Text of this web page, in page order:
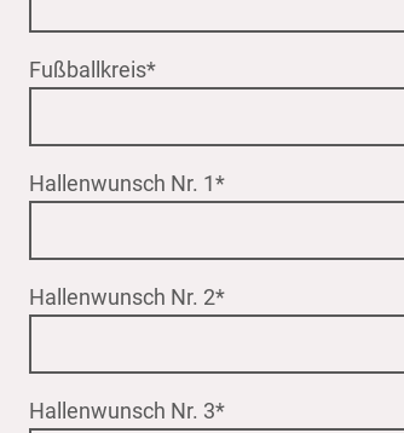
Fußballkreis*
Hallenwunsch Nr. 1*
Hallenwunsch Nr. 2*
Hallenwunsch Nr. 3*